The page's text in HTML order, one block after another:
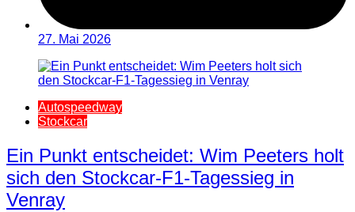
27. Mai 2026
Autospeedway
Stockcar
Ein Punkt entscheidet: Wim Peeters holt
sich den Stockcar-F1-Tagessieg in
Venray